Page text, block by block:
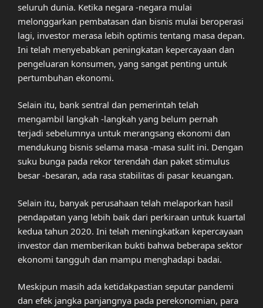
seluruh dunia. Ketika negara -negara mulai
melonggarkan pembatasan dan bisnis mulai beroperasi
lagi, investor merasa lebih optimis tentang masa depan.
Ini telah menyebabkan peningkatan kepercayaan dan
pengeluaran konsumen, yang sangat penting untuk
pertumbuhan ekonomi.
Selain itu, bank sentral dan pemerintah telah
mengambil langkah -langkah yang belum pernah
terjadi sebelumnya untuk merangsang ekonomi dan
mendukung bisnis selama masa -masa sulit ini. Dengan
suku bunga pada rekor terendah dan paket stimulus
besar -besaran, ada rasa stabilitas di pasar keuangan.
Selain itu, banyak perusahaan telah melaporkan hasil
pendapatan yang lebih baik dari perkiraan untuk kuartal
kedua tahun 2020. Ini telah meningkatkan kepercayaan
investor dan memberikan bukti bahwa beberapa sektor
ekonomi tangguh dan mampu menghadapi badai.
Meskipun masih ada ketidakpastian seputar pandemi
dan efek jangka panjangnya pada perekonomian, para